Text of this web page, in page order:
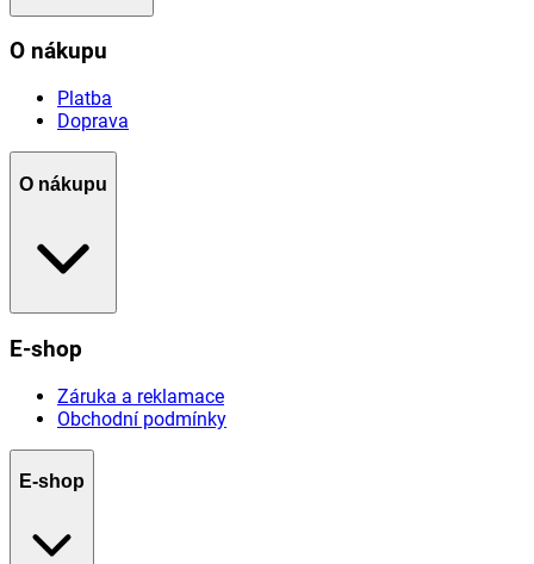
O nákupu
Platba
Doprava
O nákupu
E-shop
Záruka a reklamace
Obchodní podmínky
E-shop